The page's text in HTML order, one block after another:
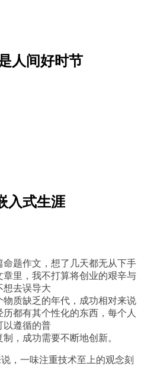
人间好时节
入式生涯
题作文，想了几天都无从下手
里，我不打算将创业的艰辛与
想去误导大
质缺乏的年代，成功相对来说
都有其个性化的东西，每个人
以遵循的普
，成功需要不断地创新。
，一味注重技术至上的观念刻